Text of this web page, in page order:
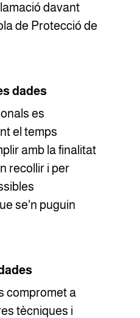
davant
de Protecció de
dades
es
el temps
amb la finalitat
recollir i per
se'n puguin
compromet a
tècniques i